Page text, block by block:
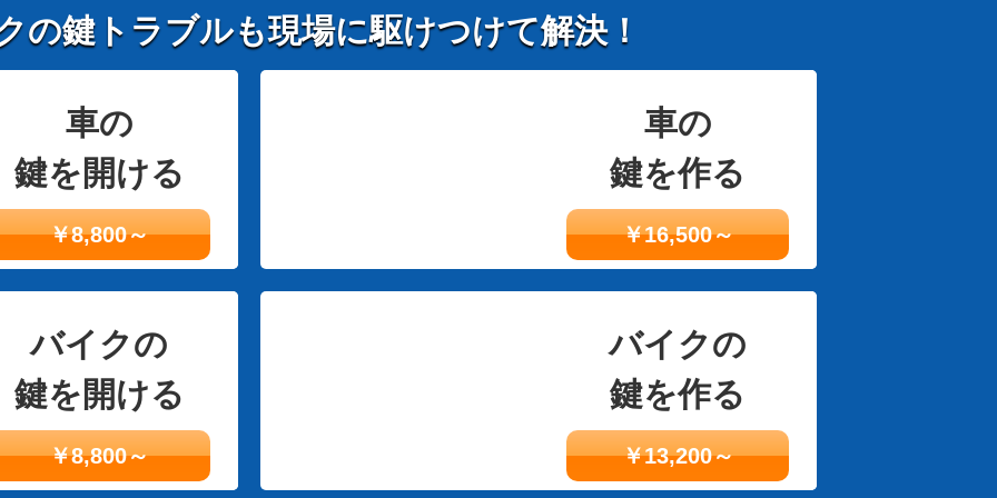
の鍵トラブルも現場に駆けつけて解決！
車の
鍵を開ける
￥8,800～
車の
鍵を作る
￥16,500～
バイクの
鍵を開ける
￥8,800～
バイクの
鍵を作る
￥13,200～